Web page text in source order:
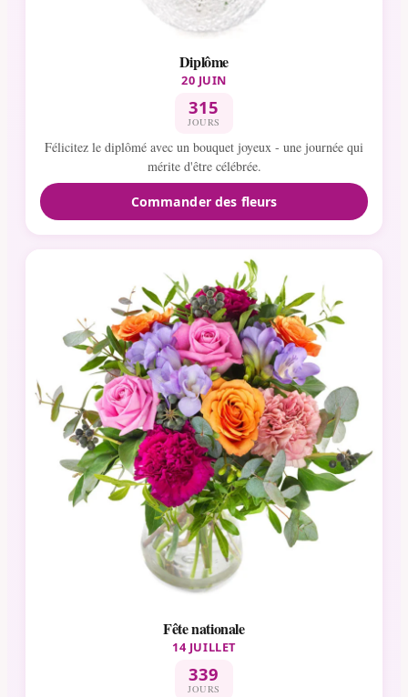
Diplôme
20 JUIN
315
JOURS
Félicitez le diplômé avec un bouquet joyeux - une journée qui
mérite d'être célébrée.
Commander des fleurs
Fête nationale
14 JUILLET
339
JOURS